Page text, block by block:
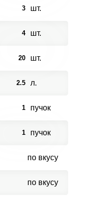
3 шт.
4 шт.
20 шт.
2.5 л.
1 пучок
1 пучок
по вкусу
по вкусу